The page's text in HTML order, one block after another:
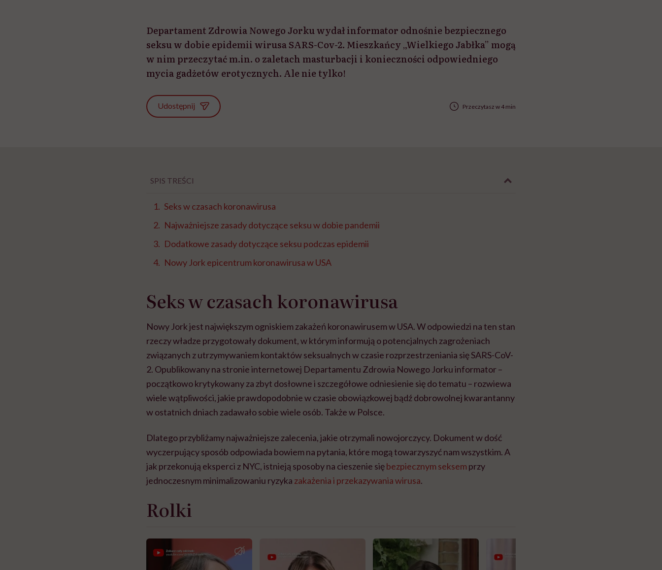
Departament Zdrowia Nowego Jorku wydał informator odnośnie bezpiecznego
seksu w dobie epidemii wirusa SARS-Cov-2. Mieszkańcy „Wielkiego Jabłka” mogą
w nim przeczytać m.in. o zaletach masturbacji i konieczności odpowiedniego
mycia gadżetów erotycznych. Ale nie tylko!
Udostępnij Przeczytasz w 4 min
SPIS TREŚCI
Seks w czasach koronawirusa
Najważniejsze zasady dotyczące seksu w dobie pandemii
Dodatkowe zasady dotyczące seksu podczas epidemii
Nowy Jork epicentrum koronawirusa w USA
Seks w czasach koronawirusa
Nowy Jork jest największym ogniskiem zakażeń koronawirusem w USA. W odpowiedzi na ten stan
rzeczy władze przygotowały dokument, w którym informują o potencjalnych zagrożeniach
związanych z utrzymywaniem kontaktów seksualnych w czasie rozprzestrzeniania się SARS-CoV-
2. Opublikowany na stronie internetowej Departamentu Zdrowia Nowego Jorku informator –
początkowo krytykowany za zbyt dosłowne i szczegółowe odniesienie się do tematu – rozwiewa
wiele wątpliwości, jakie prawdopodobnie w czasie obowiązkowej bądź dobrowolnej kwarantanny
w ostatnich dniach zadawało sobie wiele osób. Także w Polsce.
Dlatego przybliżamy najważniejsze zalecenia, jakie otrzymali nowojorczycy. Dokument w dość
wyczerpujący sposób odpowiada bowiem na pytania, które mogą towarzyszyć nam wszystkim. A
jak przekonują eksperci z NYC, istnieją sposoby na cieszenie siębezpiecznym seksem przy
jednoczesnym minimalizowaniu ryzyka zakażenia i przekazywania wirusa.
Rolki